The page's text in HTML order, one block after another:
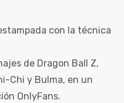
con la técnica
de Dragon Ball Z,
Chi y Bulma, en un
OnlyFans.